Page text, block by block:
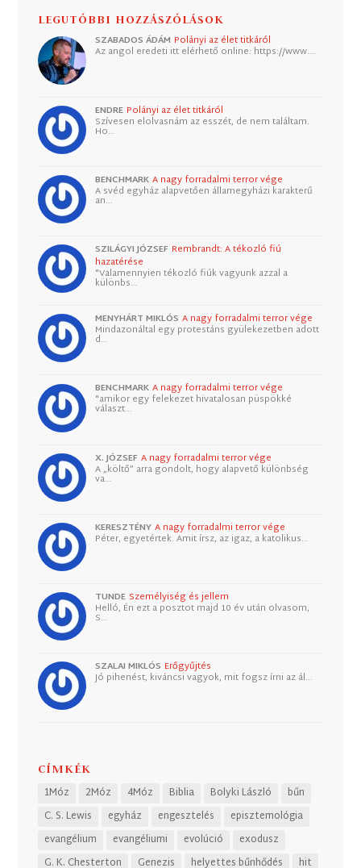
LEGUTÓBBI HOZZÁSZÓLÁSOK
SZABADOS ÁDÁM Polányi az élet titkáról
Az angol eredeti itt elérhető online: https://www.…
ENDRE Polányi az élet titkáról
Szívesen elolvasnám az esszét, de nem találtam.
Ho…
BENCHMARK A nagy forradalmi terror vége
A svéd egyház alapvetően államegyházi karakterű
an…
SZILÁGYI JÓZSEF Rembrandt: A tékozló fiú
hazatérése
"Valamennyien tékozló fiúk vagyunk azzal a
különbs…
MENYHÁRT MIKLÓS A nagy forradalmi terror vége
Mindazonáltal egy protestáns gyülekezetben adott
d…
BENCHMARK A nagy forradalmi terror vége
"amikor egy felekezet hivatalosan püspökké
választ…
X. JÓZSEF A nagy forradalmi terror vége
A „költő” arra gondolt, hogy alapvető különbség
va…
KERESZTÉNY A nagy forradalmi terror vége
Péter, egyetértek. Amit írsz, az igaz, a katolikus…
TUNDE Személyiség és jellem
Helló, Én ezt a posztot majd 10 év után olvasom,
S…
SZALAI MIKLÓS Erőgyűjtés
Jó pihenést, kiváncsi vagyok, mit fogsz írni az ál…
CÍMKÉK
1Móz 2Móz 4Móz Biblia Bolyki László
bűn
C. S. Lewis
egyház engesztelés
episztemológia
evangélium
evangéliumi evolúció
exodusz
G. K. Chesterton
Genezis helyettes bűnhődés hit